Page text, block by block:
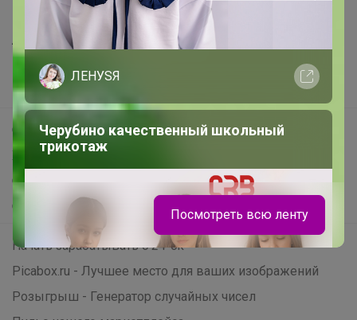
Все предложения
Анонсы
Новости
Поддержка альпак
Самое выгодное
Хиты продаж
Самое желанное
Самое быстрое
Начать зарабатывать с 24-ok
Picabox.ru - Лучшее место для ваших изображений
Розыгрыш - Генератор случайных чисел
ЛЕНУSЯ
Черубино качественный школьный
трикотаж
Посмотреть всю ленту